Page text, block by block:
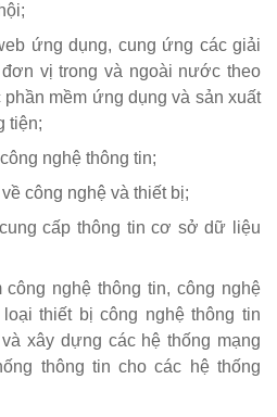
ứng dụng, cung ứng các giải
vị trong và ngoài nước theo
mềm ứng dụng và sản xuất
tiện;
nghệ thông tin;
công nghệ và thiết bị;
cấp thông tin cơ sở dữ liệu
nghệ thông tin, công nghệ
thiết bị công nghệ thông tin
xây dựng các hệ thống mạng
thông tin cho các hệ thống